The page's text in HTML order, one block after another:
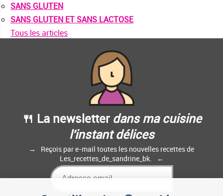
SANS GLUTEN
SANS GLUTEN ET SANS LACTOSE
Tous les articles
🍴 La newsletter dans ma cuisine
l'instant délices
Reçois par e-mail toutes les nouvelles recettes de
Les_recettes_de_sandrine_bk.